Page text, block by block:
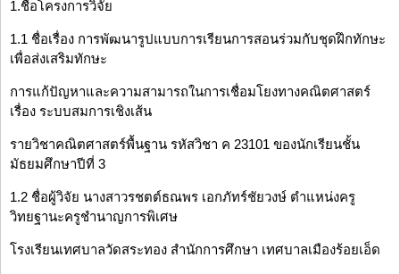
1.ชื่อโครงการวิจัย
1.1 ชื่อเรื่อง การพัฒนารูปแบบการเรียนการสอนร่วมกับชุดฝึกทักษะ
เพื่อส่งเสริมทักษะ
การแก้ปัญหาและความสามารถในการเชื่อมโยงทางคณิตศาสตร์
เรื่อง ระบบสมการเชิงเส้น
รายวิชาคณิตศาสตร์พื้นฐาน รหัสวิชา ค 23101 ของนักเรียนชั้น
มัธยมศึกษาปีที่ 3
1.2 ชื่อผู้วิจัย นางสาวรชตต์ธณพร เอกภัทร์ชัยวงษ์ ตำแหน่งครู
วิทยฐานะครูชำนาญการพิเศษ
โรงเรียนเทศบาลวัดสระทอง สำนักการศึกษา เทศบาลเมืองร้อยเอ็ด